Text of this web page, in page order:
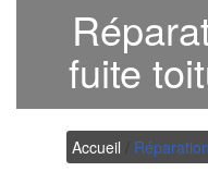
fuite
Accueil